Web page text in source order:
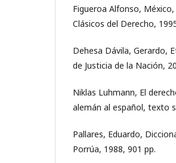
Figueroa Alfonso,
Clásicos del Derecho,
Dehesa Dávila, Gerardo,
de Justicia de la Nación,
Niklas Luhmann, El
alemán al español, texto
Pallares, Eduardo,
Porrúa, 1988, 901 pp.